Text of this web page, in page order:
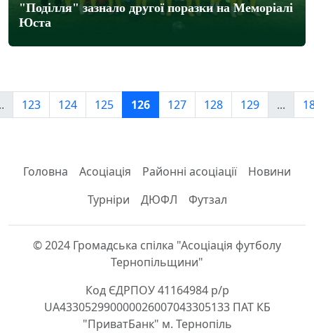
"Поділля" зазнало другої поразки на Меморіалі
Юста
123 124 125 126 127 128 129 ...
Головна Асоціація Районні асоціації
Новини
Турніри
ДЮФЛ Футзал
© 2024 Громадська спілка "Асоціація футболу
Тернопільщини"
Код ЄДРПОУ 41164984 р/р
UA433052990000026007043305133 ПАТ КБ
"ПриватБанк" м. Тернопіль